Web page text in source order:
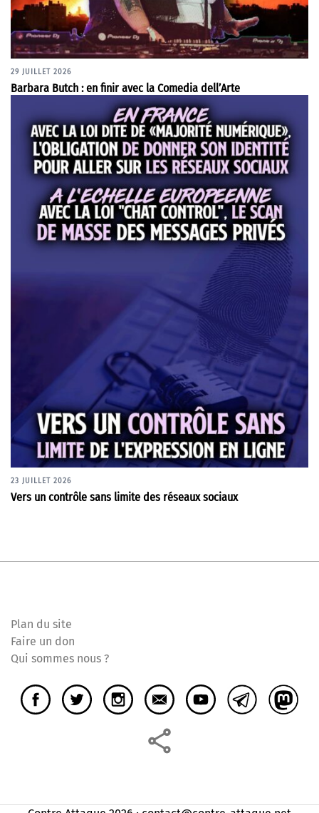
29 JUILLET 2026
Barbara Butch : en finir avec la Comedia dell’Arte
23 JUILLET 2026
Vers un contrôle sans limite des réseaux sociaux
Plan du site
Faire un don
Qui sommes nous ?